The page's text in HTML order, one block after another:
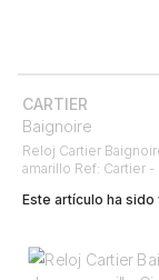
CARTIER
Baignoire
Reloj Cartier
amarillo Ref: Cartier -
Este artículo ha sido